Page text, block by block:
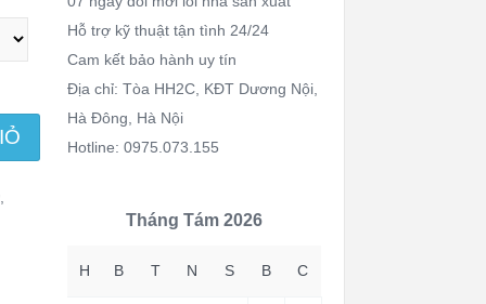
Hỗ trợ kỹ thuật tận tình 24/24
Cam kết bảo hành uy tín
Địa chỉ: Tòa HH2C, KĐT Dương Nội,
Hà Đông, Hà Nội
Hotline: 0975.073.155
Tháng Tám 2026
H B T N S B C